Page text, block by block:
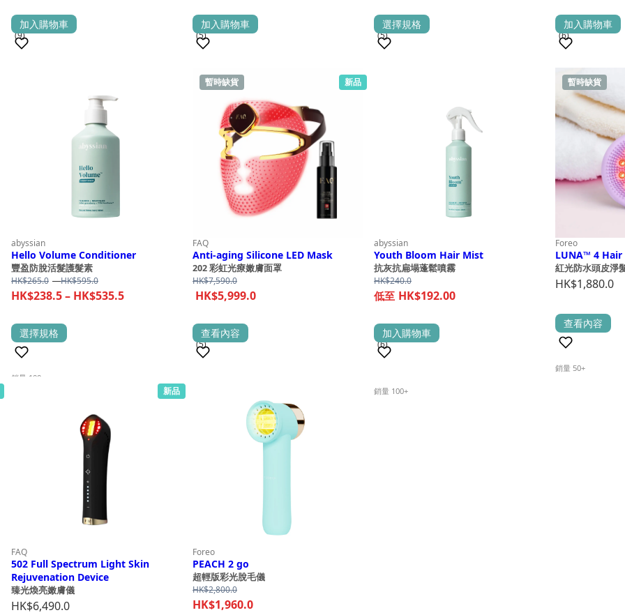
(9)
加入購物車
(5)
銷量 100+
加入購物車
(5)
選擇規格
This
options
may
chosen
the
page
(6)
銷量 100+
加入購物車
abyssian
Hello Volume Conditioner
豐盈防脫活髮護髮素
HK$265.0 –HK$595.0
range:
HK$238.5– HK$535.5Price
(3)
銷量 100+
選擇規格
This
The
options
may
chosen
the
page
暫時缺貨
FAQ
Anti-aging Silicone LED Mask
202 彩虹光療嫩膚面罩
HK$7,590.0
HK$5,999.0
(5)
查看內容
新品
abyssian
Youth Bloom Hair Mist
抗灰抗扁塌蓬鬆噴霧
HK$240.0
HK$192.00
(6)
銷量 100+
加入購物車
暫時缺貨
Foreo
LUNA™ 4 Hair
紅光防水頭皮淨
HK$1,880.0
(0)
銷量 50+
查看內容
FAQ
502 Full Spectrum Light Skin
Rejuvenation Device
臻光煥亮嫩膚儀
HK$6,490.0
新品
Foreo
PEACH 2 go
超輕版彩光脫毛儀
HK$2,800.0
HK$1,960.0